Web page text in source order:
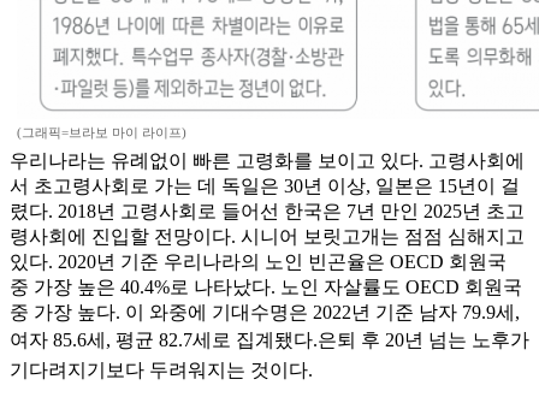
(그래픽=브라보 마이 라이프)
우리나라는 유례없이 빠른 고령화를 보이고 있다. 고령사회에
서 초고령사회로 가는 데 독일은 30년 이상, 일본은 15년이 걸
렸다. 2018년 고령사회로 들어선 한국은 7년 만인 2025년 초고
령사회에 진입할 전망이다. 시니어 보릿고개는 점점 심해지고
있다. 2020년 기준 우리나라의 노인 빈곤율은 OECD 회원국
중 가장 높은 40.4%로 나타났다. 노인 자살률도 OECD 회원국
중 가장 높다. 이 와중에 기대수명은 2022년 기준 남자 79.9세,
여자 85.6세, 평균 82.7세로 집계됐다.은퇴 후 20년 넘는 노후가
기다려지기보다 두려워지는 것이다.